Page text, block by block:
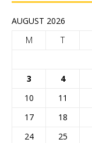
AUGUST 2026
M
T
3
4
10
11
17
18
24
25